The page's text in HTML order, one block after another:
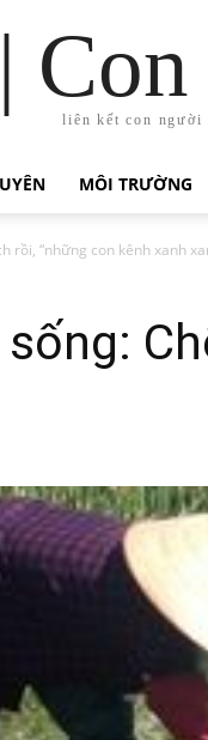
liên kết con người
MÔI TRƯỜNG
rồi, “những con kênh xanh